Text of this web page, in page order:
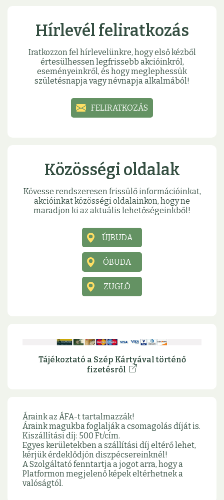
Hírlevél feliratkozás
Iratkozzon fel hírlevelünkre, hogy első kézből
értesülhessen legfrissebb akcióinkról,
eseményeinkről, és hogy meglephessük
születésnapja vagy névnapja alkalmából!
FELIRATKOZÁS
Közösségi oldalak
Kövesse rendszeresen frissülő információinkat,
akcióinkat közösségi oldalainkon, hogy ne
maradjon ki az aktuális lehetőségeinkből!
ÚJBUDA
ÓBUDA
ZUGLÓ
Tájékoztató a Szép Kártyával történő
fizetésről
Áraink az ÁFA-t tartalmazzák!
Áraink magukba foglalják a csomagolás díját is.
Kiszállítási díj: 500 Ft/cím.
Egyes kerületekben a szállítási díj eltérő lehet,
kérjük érdeklődjön diszpécsereinknél!
A Szolgáltató fenntartja a jogot arra, hogy a
Platformon megjelenő képek eltérhetnek a
valóságtól.